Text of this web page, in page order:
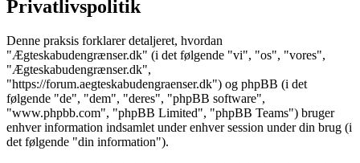
Privatlivspolitik
Denne praksis forklarer detaljeret, hvordan
"Ægteskabudengrænser.dk" (i det følgende "vi", "os", "vores",
"Ægteskabudengrænser.dk",
"https://forum.aegteskabudengraenser.dk") og phpBB (i det
følgende "de", "dem", "deres", "phpBB software",
"www.phpbb.com", "phpBB Limited", "phpBB Teams") bruger
enhver information indsamlet under enhver session under din brug (i
det følgende "din information").